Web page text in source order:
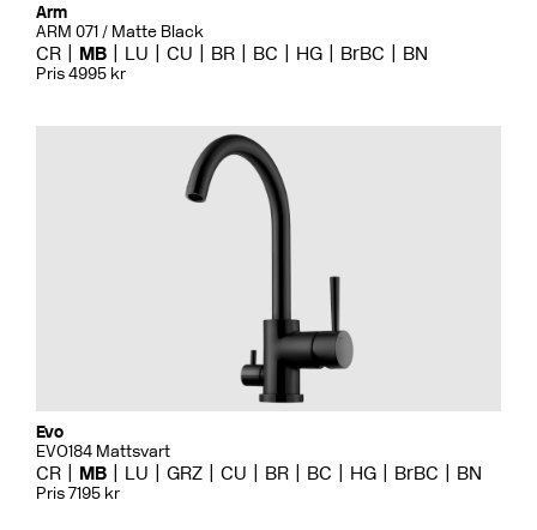
Arm
ARM 071 / Matte Black
CR MB LU CU BR BC HG BrBC BN
Pris 4995 kr
Evo
EVO184 Mattsvart
CR MB LU GRZ CU BR BC HG BrBC BN
Pris 7195 kr